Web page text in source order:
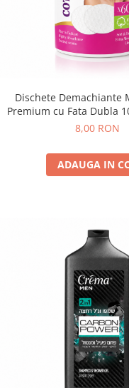
Dischete Demachiante
Premium cu Fata Dubla
Luxia 60 buc
8,00 RON
ADAUGA IN